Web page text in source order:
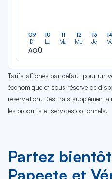
09
Di
AOÛ
10
Lu
11
Ma
12
Me
13
Je
14
Tarifs affichés par défaut pour un
économique et sous réserve de
réservation. Des frais
les produits et services optionnels.
Partez
Papeete et